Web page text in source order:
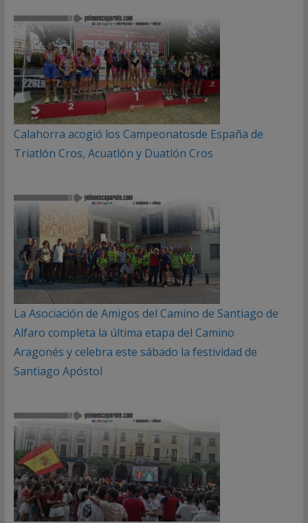
Calahorra acogió los Campeonatosde España de
Triatlón Cros, Acuatlón y Duatlón Cros
La Asociación de Amigos del Camino de Santiago de
Alfaro completa la última etapa del Camino
Aragonés y celebra este sábado la festividad de
Santiago Apóstol